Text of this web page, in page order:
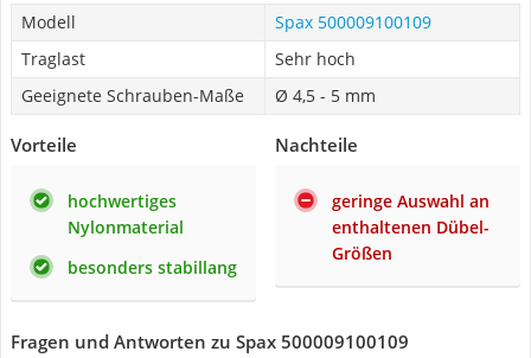
Modell
Spax 500009100109
Traglast
Sehr hoch
Geeignete Schrauben-Maße
Ø 4,5 - 5 mm
Vorteile
hochwertiges
Nylonmaterial
besonders stabillang
Nachteile
geringe Auswahl an
enthaltenen Dübel-
Größen
Fragen und Antworten zu Spax 500009100109